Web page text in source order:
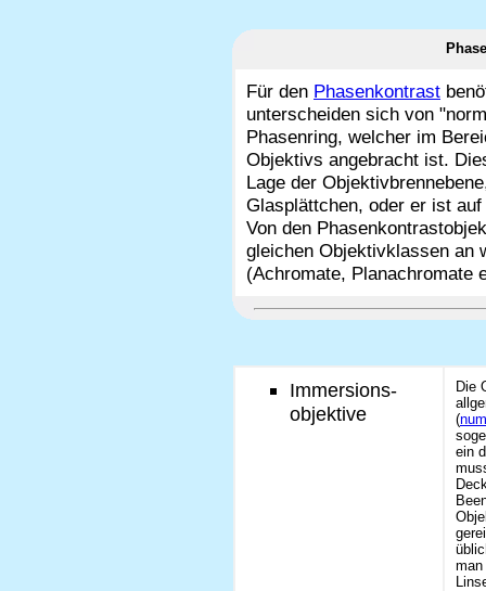
Für den Phasenkontrast
unterscheiden sich von
Phasenring, welcher im
Objektivs angebracht ist.
Lage der
Glasplättchen, oder er ist
Von den
gleichen Objektivklassen an
(Achromate, Planachromate
Immersions-
objektive
Die
(
ein